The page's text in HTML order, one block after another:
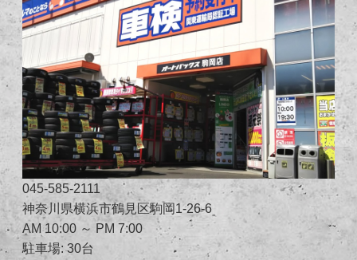
045-585-2111
神奈川県横浜市鶴見区駒岡1-26-6
AM 10:00 ～ PM 7:00
駐車場: 30台